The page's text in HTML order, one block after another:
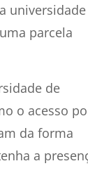
universidade
parcela
de
o acesso
da forma
a